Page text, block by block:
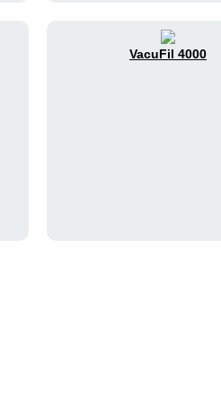
VacuFil 4000